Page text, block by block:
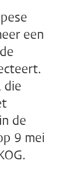
een
die
de
9 mei